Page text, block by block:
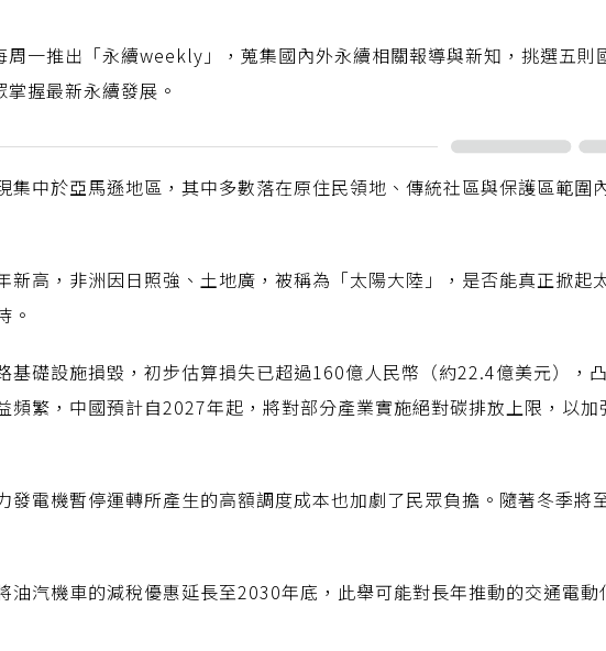
周一推出「永續weekly」，蒐集國內外永續相關報導與新知，挑選五則
握最新永續發展。
集中於亞馬遜地區，其中多數落在原住民領地、傳統社區與保護區範圍
新高，非洲因日照強、土地廣，被稱為「太陽大陸」，是否能真正掀起
。
基礎設施損毀，初步估算損失已超過160億人民幣（約22.4億美元），
頻繁，中國預計自2027年起，將對部分產業實施絕對碳排放上限，以
發電機暫停運轉所產生的高額調度成本也加劇了民眾負擔。隨著冬季將
油汽機車的減稅優惠延長至2030年底，此舉可能對長年推動的交通電動